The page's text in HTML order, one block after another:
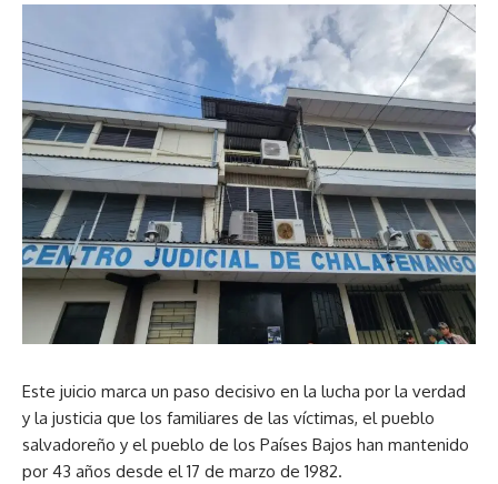
Este juicio marca un paso decisivo en la lucha por la verdad
y la justicia que los familiares de las víctimas, el pueblo
salvadoreño y el pueblo de los Países Bajos han mantenido
por 43 años desde el 17 de marzo de 1982.